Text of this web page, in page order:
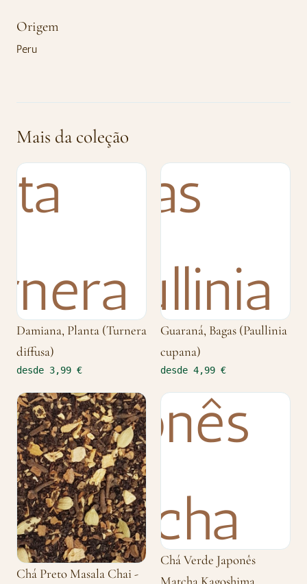
Origem
Peru
Mais da coleção
Damiana, Planta (Turnera
diffusa)
desde 3,99 €
Guaraná, Bagas (Paullinia
cupana)
desde 4,99 €
Chá Preto Masala Chai -
Chá Verde Japonês